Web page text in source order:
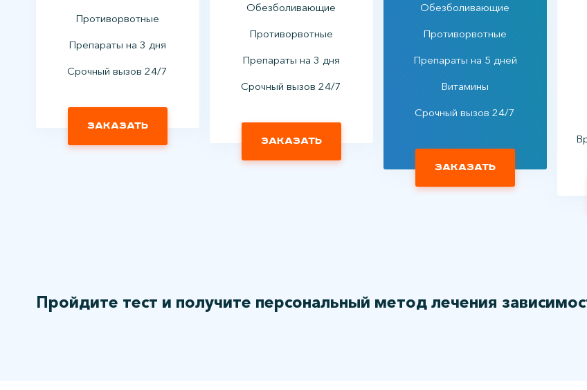
Противорвотные
Препараты на 3 дня
Срочный вызов 24/7
Заказать
Обезболивающие
Противорвотные
Препараты на 3 дня
Срочный вызов 24/7
Заказать
Обезболивающие
Противорвотные
Препараты на 5 дней
Витамины
Срочный вызов 24/7
Заказать
Пройдите тест и получите персональный метод лечения